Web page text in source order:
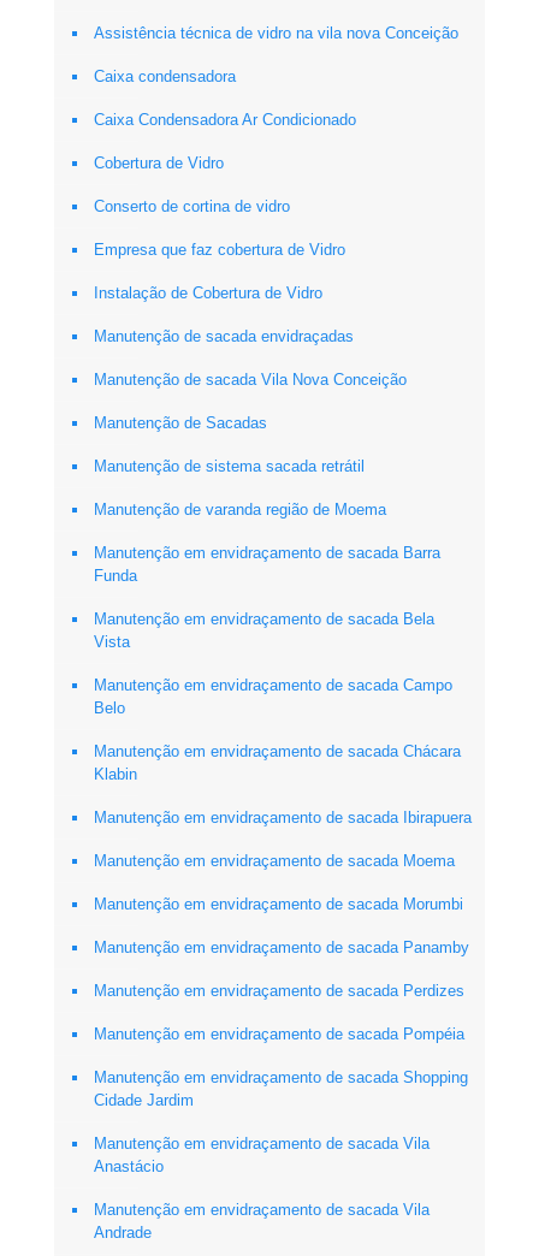
Assistência técnica de vidro na vila nova Conceição
Caixa condensadora
Caixa Condensadora Ar Condicionado
Cobertura de Vidro
Conserto de cortina de vidro
Empresa que faz cobertura de Vidro
Instalação de Cobertura de Vidro
Manutenção de sacada envidraçadas
Manutenção de sacada Vila Nova Conceição
Manutenção de Sacadas
Manutenção de sistema sacada retrátil
Manutenção de varanda região de Moema
Manutenção em envidraçamento de sacada Barra
Funda
Manutenção em envidraçamento de sacada Bela
Vista
Manutenção em envidraçamento de sacada Campo
Belo
Manutenção em envidraçamento de sacada Chácara
Klabin
Manutenção em envidraçamento de sacada Ibirapuera
Manutenção em envidraçamento de sacada Moema
Manutenção em envidraçamento de sacada Morumbi
Manutenção em envidraçamento de sacada Panamby
Manutenção em envidraçamento de sacada Perdizes
Manutenção em envidraçamento de sacada Pompéia
Manutenção em envidraçamento de sacada Shopping
Cidade Jardim
Manutenção em envidraçamento de sacada Vila
Anastácio
Manutenção em envidraçamento de sacada Vila
Andrade